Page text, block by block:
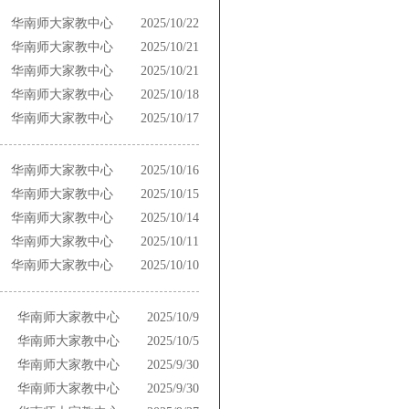
华南师大家教中心
2025/10/22
华南师大家教中心
2025/10/21
华南师大家教中心
2025/10/21
华南师大家教中心
2025/10/18
华南师大家教中心
2025/10/17
华南师大家教中心
2025/10/16
华南师大家教中心
2025/10/15
华南师大家教中心
2025/10/14
华南师大家教中心
2025/10/11
华南师大家教中心
2025/10/10
华南师大家教中心
2025/10/9
华南师大家教中心
2025/10/5
华南师大家教中心
2025/9/30
华南师大家教中心
2025/9/30